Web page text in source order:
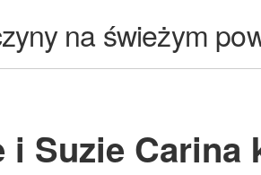
na świeżym
i Suzie Carina